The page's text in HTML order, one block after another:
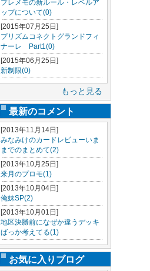
プレメモの新ルール・レベルア
ップについて(0)
[2015年07月25日]
プリズムコネクトグランドフィ
ナーレ Part1(0)
[2015年06月25日]
新制限(0)
もっと見る
最新のコメント
[2013年11月14日]
みなみけのカードレビューいま
までのまとめて(2)
[2013年10月25日]
来月のプロモ(1)
[2013年10月04日]
俺妹SP(2)
[2013年10月01日]
地区決勝前になぜか違うデッキ
ばっか考えてる(1)
お気に入りブログ